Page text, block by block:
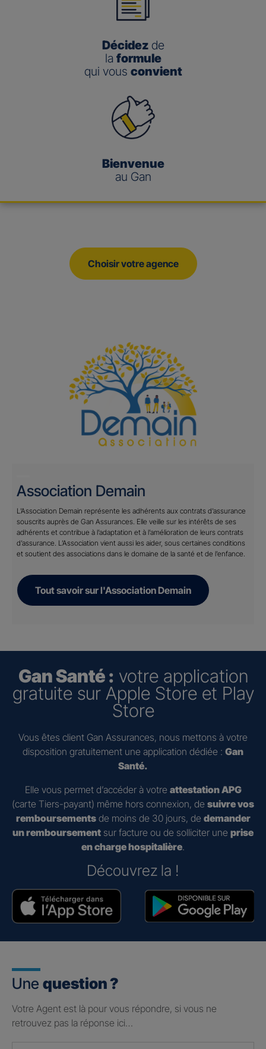
Décidezde
la formule
qui vous convient
Bienvenue
au Gan
Choisir votre agence
Association Demain
L’Association Demain représente les adhérents aux contrats d’assurance
souscrits auprès de Gan Assurances. Elle veille sur les intérêts de ses
adhérents et contribue à l’adaptation et à l’amélioration de leurs contrats
d’assurance. L’Association vient aussi les aider, sous certaines conditions
et soutient des associations dans le domaine de la santé et de l’enfance.
Tout savoir sur l'Association Demain
Gan Santé : votre application
gratuite sur Apple Store et Play
Store
Vous êtes client Gan Assurances, nous mettons à votre
disposition gratuitement une application dédiée : Gan
Santé.
Elle vous permet d’accéder à votre attestation APG
(carte Tiers-payant) même hors connexion, de suivre vos
remboursementsde moins de 30 jours, de demander
un remboursement sur facture ou de solliciter une prise
en charge hospitalière.
Découvrez la !
Une question ?
Votre Agent est là pour vous répondre, si vous ne
retrouvez pas la réponse ici…